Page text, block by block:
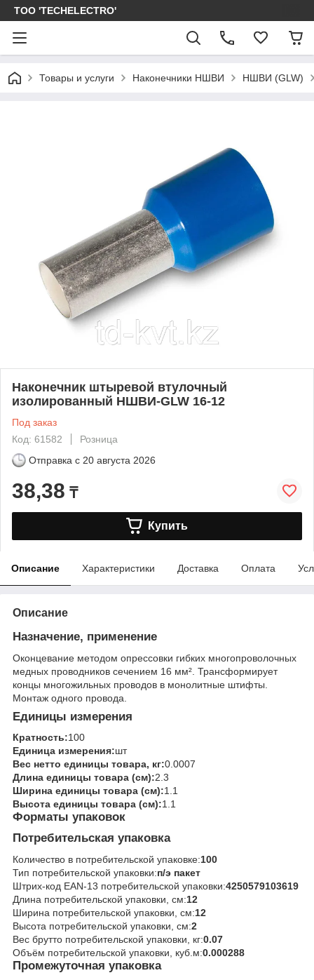
ТОО 'TECHELECTRO'
Товары и услуги Наконечники НШВИ НШВИ (GLW)
Наконечник штыревой втулочный
изолированный НШВИ-GLW 16-12
Под заказ
Код: 61582
Розница
Отправка с 20 августа 2026
38,38 ₸
Купить
Описание Характеристики Доставка Оплата
Описание
Назначение, применение
Оконцевание методом опрессовки гибких многопроволочных
медных проводников сечением 16 мм². Трансформирует
концы многожильных проводов в монолитные штифты.
Монтаж одного провода.
Единицы измерения
Кратность:100
Единица измерения:шт
Вес нетто единицы товара, кг:0.0007
Длина единицы товара (см):2.3
Ширина единицы товара (см):1.1
Высота единицы товара (см):1.1
Форматы упаковок
Потребительская упаковка
Количество в потребительской упаковке:100
Тип потребительской упаковки:п/э пакет
Штрих-код EAN-13 потребительской упаковки:4250579103619
Длина потребительской упаковки, см:12
Ширина потребительской упаковки, см:12
Высота потребительской упаковки, см:2
Вес брутто потребительской упаковки, кг:0.07
Объём потребительской упаковки, куб.м:0.000288
Промежуточная упаковка